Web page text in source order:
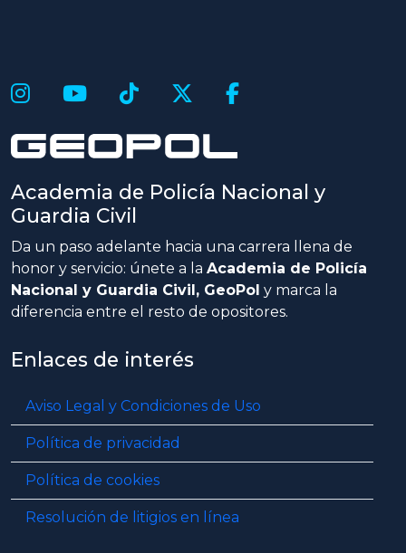
Academia de Policía Nacional y
Guardia Civil
Da un paso adelante hacia una carrera llena de
honor y servicio: únete a la Academia de Policía
Nacional y Guardia Civil, GeoPol y marca la
diferencia entre el resto de opositores.
Enlaces de interés
Aviso Legal y Condiciones de Uso
Política de privacidad
Política de cookies
Resolución de litigios en línea